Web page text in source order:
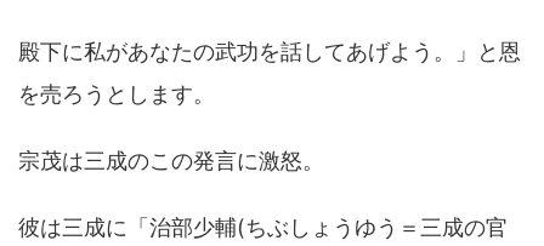
殿下に私があなたの武功を話してあげよう。」と恩
を売ろうとします。
宗茂は三成のこの発言に激怒。
彼は三成に「治部少輔(ちぶしょうゆう＝三成の官